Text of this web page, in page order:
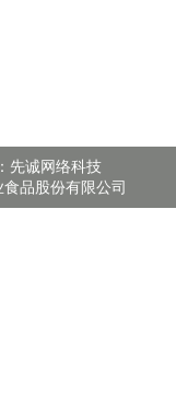
先诚网络科技
品股份有限公司